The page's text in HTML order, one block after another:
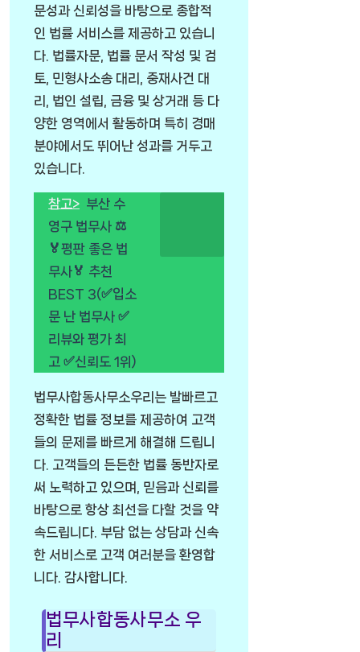
문성과 신뢰성을 바탕으로 종합적
인 법률 서비스를 제공하고 있습니
다. 법률자문, 법률 문서 작성 및 검
토, 민형사소송 대리, 중재사건 대
리, 법인 설립, 금융 및 상거래 등 다
양한 영역에서 활동하며 특히 경매
분야에서도 뛰어난 성과를 거두고
있습니다.
참고> 부산 수
영구 법무사 ⚖️
🏅평판 좋은 법
무사🏅 추천
BEST 3(✅입소
문 난 법무사 ✅
리뷰와 평가 최
고 ✅신뢰도 1위)
법무사합동사무소우리는 발빠르고
정확한 법률 정보를 제공하여 고객
들의 문제를 빠르게 해결해 드립니
다. 고객들의 든든한 법률 동반자로
써 노력하고 있으며, 믿음과 신뢰를
바탕으로 항상 최선을 다할 것을 약
속드립니다. 부담 없는 상담과 신속
한 서비스로 고객 여러분을 환영합
니다. 감사합니다.
법무사합동사무소 우
리